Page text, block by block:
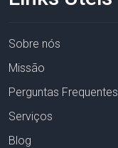
Sobre nós
Missão
Perguntas Frequentes
Serviços
Blog